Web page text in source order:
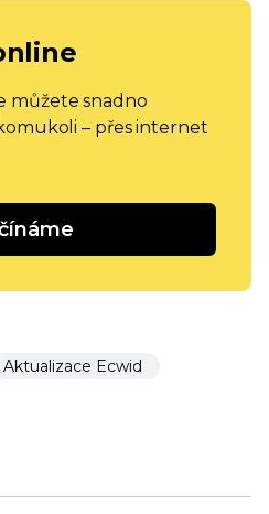
můžete snadno
– přes internet
Aktualizace Ecwid